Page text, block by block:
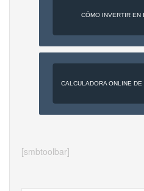
CÓMO INVERTIR EN
CALCULADORA ONLINE
[smbtoolbar]